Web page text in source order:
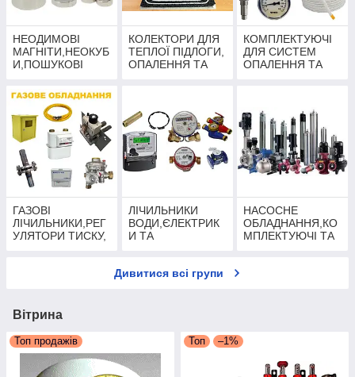
НЕОДИМОВІ
МАГНІТИ,НЕОКУБ
И,ПОШУКОВІ
РЕДМАГ,НЕПРА,Т
РИТОН
КОЛЕКТОРИ ДЛЯ
ТЕПЛОЇ ПІДЛОГИ,
ОПАЛЕННЯ ТА
КОМПЛЕКТУЮЧІ
ДЛЯ СИСТЕМ
ОПАЛЕННЯ ТА
ИКА,ВЕНТИЛЯТО
РИ,РЕГУЛЯТОРИ)
ГАЗОВІ
ЛІЧИЛЬНИКИ,РЕГ
УЛЯТОРИ ТИСКУ,
ЛІЧИЛЬНИКИ
ВОДИ,ЄЛЕКТРИК
И ТА
НАСОСНЕ
ОБЛАДНАННЯ,КО
МПЛЕКТУЮЧІ ТА
Дивитися всі групи
Вітрина
Топ продажів Топ –1%